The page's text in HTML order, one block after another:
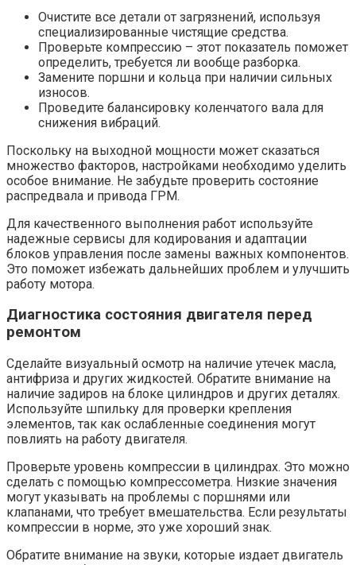
Очистите все детали от загрязнений, используя
специализированные чистящие средства.
Проверьте компрессию – этот показатель поможет
определить, требуется ли вообще разборка.
Замените поршни и кольца при наличии сильных
износов.
Проведите балансировку коленчатого вала для
снижения вибраций.
Поскольку на выходной мощности может сказаться
множество факторов, настройками необходимо уделить
особое внимание. Не забудьте проверить состояние
распредвала и привода ГРМ.
Для качественного выполнения работ используйте
надежные сервисы для кодирования и адаптации
блоков управления после замены важных компонентов.
Это поможет избежать дальнейших проблем и улучшить
работу мотора.
Диагностика состояния двигателя перед
ремонтом
Сделайте визуальный осмотр на наличие утечек масла,
антифриза и других жидкостей. Обратите внимание на
наличие задиров на блоке цилиндров и других деталях.
Используйте шпильку для проверки крепления
элементов, так как ослабленные соединения могут
повлиять на работу двигателя.
Проверьте уровень компрессии в цилиндрах. Это можно
сделать с помощью компрессометра. Низкие значения
могут указывать на проблемы с поршнями или
клапанами, что требует вмешательства. Если результаты
компрессии в норме, это уже хороший знак.
Обратите внимание на звуки, которые издает двигатель